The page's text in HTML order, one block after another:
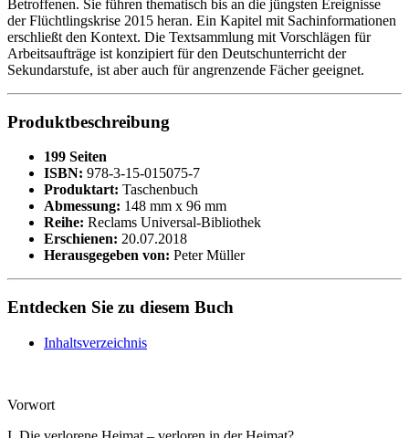
Betroffenen. Sie führen thematisch bis an die jüngsten Ereignisse
der Flüchtlingskrise 2015 heran. Ein Kapitel mit Sachinformationen
erschließt den Kontext. Die Textsammlung mit Vorschlägen für
Arbeitsaufträge ist konzipiert für den Deutschunterricht der
Sekundarstufe, ist aber auch für angrenzende Fächer geeignet.
Produktbeschreibung
199 Seiten
ISBN: 978-3-15-015075-7
Produktart: Taschenbuch
Abmessung: 148 mm x 96 mm
Reihe: Reclams Universal-Bibliothek
Erschienen: 20.07.2018
Herausgegeben von: Peter Müller
Entdecken Sie zu diesem Buch
Inhaltsverzeichnis
Vorwort